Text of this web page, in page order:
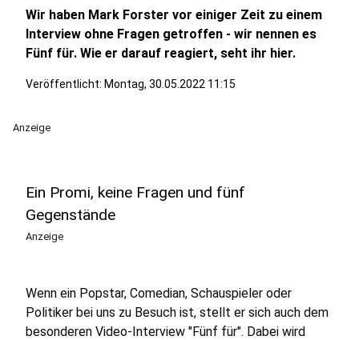
Wir haben Mark Forster vor einiger Zeit zu einem
Interview ohne Fragen getroffen - wir nennen es
Fünf für. Wie er darauf reagiert, seht ihr hier.
Veröffentlicht: Montag, 30.05.2022 11:15
Anzeige
Ein Promi, keine Fragen und fünf
Gegenstände
Anzeige
Wenn ein Popstar, Comedian, Schauspieler oder
Politiker bei uns zu Besuch ist, stellt er sich auch dem
besonderen Video-Interview "Fünf für". Dabei wird